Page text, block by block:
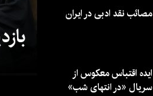
مصائب نقد ادبی در ایران
ایده اقتباس معکوس از
سریال «در انتهای شب»